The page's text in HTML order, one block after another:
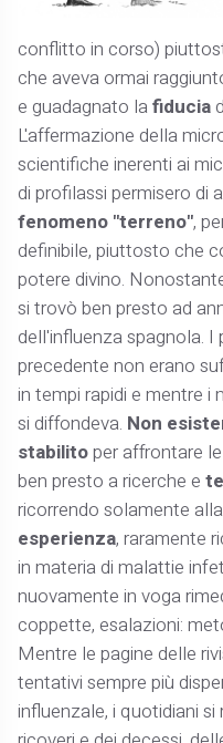
conflitto in corso)
che aveva ormai
e guadagnato lafiducia
L'affermazione della
scientifiche inerenti ai
di profilassi permisero di
fenomeno "terreno",
definibile, piuttosto che
potere divino.
si trovò ben presto ad
dell'influenza spagnola.
precedente non erano
in tempi rapidi e mentre i
si diffondeva. Non
stabilitoper affrontare
ben presto a ricerche e
ricorrendo solamente alla
esperienza, raramente
in materia di malattie
nuovamente in voga
coppette, esalazioni:
Mentre le pagine delle
tentativi sempre più
influenzale, i quotidiani